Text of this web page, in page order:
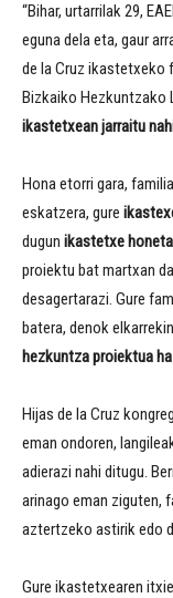
“Bihar, urtarrilak 29,
eguna dela eta, gaur
de la Cruz ikastetxeko
Bizkaiko Hezkuntzako
ikastetxean jarraitu
Hona etorri gara,
eskatzera, gure
dugun ikastetxe
proiektu bat martxan
desagertarazi. Gure
batera, denok
hezkuntza proiektua
Hijas de la Cruz
eman ondoren,
adierazi nahi ditugu.
arinago eman ziguten,
aztertzeko astirik edo
Gure ikastetxearen